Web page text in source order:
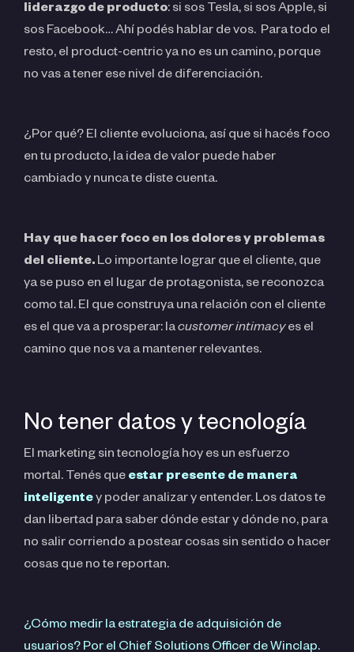
liderazgo de producto: si sos Tesla, si sos Apple, si
sos Facebook… Ahí podés hablar de vos. Para todo el
resto, el product-centric ya no es un camino, porque
no vas a tener ese nivel de diferenciación.
¿Por qué? El cliente evoluciona, así que si hacés foco
en tu producto, la idea de valor puede haber
cambiado y nunca te diste cuenta.
Hay que hacer foco en los dolores y problemas
del cliente. Lo importante lograr que el cliente, que
ya se puso en el lugar de protagonista, se reconozca
como tal. El que construya una relación con el cliente
es el que va a prosperar: lacustomer intimacyes el
camino que nos va a mantener relevantes.
No tener datos y tecnología
El marketing sin tecnología hoy es un esfuerzo
mortal. Tenés que estar presente de manera
inteligentey poder analizar y entender. Los datos te
dan libertad para saber dónde estar y dónde no, para
no salir corriendo a postear cosas sin sentido o hacer
cosas que no te reportan.
¿Cómo medir la estrategia de adquisición de
usuarios? Por el Chief Solutions Officer de Winclap.